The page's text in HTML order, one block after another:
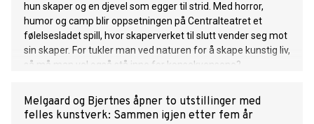
hun skaper og en djevel som egger til strid. Med horror,
humor og camp blir oppsetningen på Centralteatret et
følelsesladet spill, hvor skaperverket til slutt vender seg mot
sin skaper. For tukler man ved naturen for å skape kunstig liv,
så må man vel også stå inne for konsekvensene?
Melgaard og Bjertnes åpner to utstillinger med
felles kunstverk: Sammen igjen etter fem år